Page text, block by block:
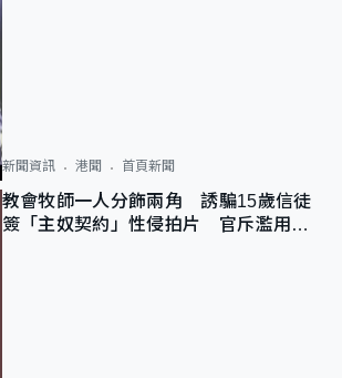
新聞資訊 港聞 首頁新聞
教會牧師一人分飾兩角 誘騙15歲信徒
簽「主奴契約」性侵拍片 官斥濫用教